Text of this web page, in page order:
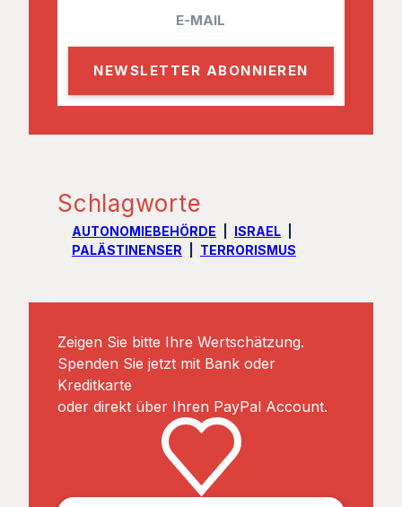
a
l
Schlagworte
AUTONOMIEBEHÖRDE
ISRAEL
PALÄSTINENSER
TERRORISMUS
Zeigen Sie bitte Ihre Wertschätzung.
Spenden Sie jetzt mit Bank oder
Kreditkarte
oder direkt über Ihren PayPal Account.